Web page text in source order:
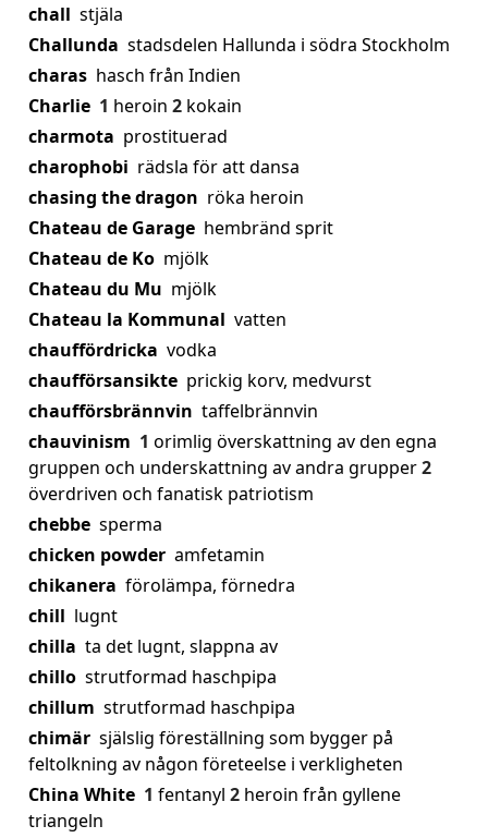
chall stjäla
Challunda stadsdelen Hallunda i södra Stockholm
charas hasch från Indien
Charlie 1 heroin 2 kokain
charmota prostituerad
charophobi rädsla för att dansa
chasing the dragon röka heroin
Chateau de Garage hembränd sprit
Chateau de Ko mjölk
Chateau du Mu mjölk
Chateau la Kommunal vatten
chauffördricka vodka
chaufförsansikte prickig korv, medvurst
chaufförsbrännvin taffelbrännvin
chauvinism 1 orimlig överskattning av den egna
gruppen och underskattning av andra grupper2
överdriven och fanatisk patriotism
chebbe sperma
chicken powder amfetamin
chikanera förolämpa, förnedra
chill lugnt
chilla ta det lugnt, slappna av
chillo strutformad haschpipa
chillum strutformad haschpipa
chimär själslig föreställning som bygger på
feltolkning av någon företeelse i verkligheten
China White 1 fentanyl 2 heroin från gyllene
triangeln